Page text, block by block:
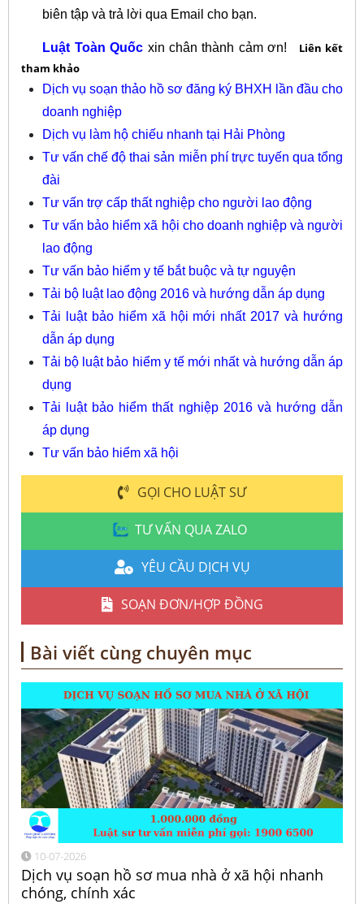
biên tập và trả lời qua Email cho bạn.
Luật Toàn Quốc xin chân thành cảm ơn!
Liên kết
tham khảo
Dịch vụ soạn thảo hồ sơ đăng ký BHXH lần đầu cho
doanh nghiệp
Dịch vụ làm hộ chiếu nhanh tại Hải Phòng
Tư vấn chế độ thai sản miễn phí trực tuyến qua tổng
đài
Tư vấn trợ cấp thất nghiệp cho người lao động
Tư vấn bảo hiểm xã hội cho doanh nghiệp và người
lao động
Tư vấn bảo hiểm y tế bắt buộc và tự nguyện
Tải bộ luật lao động 2016 và hướng dẫn áp dụng
Tải luật bảo hiểm xã hội mới nhất 2017 và hướng
dẫn áp dụng
Tải bộ luật bảo hiểm y tế mới nhất và hướng dẫn áp
dụng
Tải luật bảo hiểm thất nghiệp 2016 và hướng dẫn
áp dụng
Tư vấn bảo hiểm xã hội
GỌI CHO LUẬT SƯ
TƯ VẤN QUA ZALO
YÊU CẦU DỊCH VỤ
SOẠN ĐƠN/HỢP ĐỒNG
Bài viết cùng chuyên mục
10-07-2026
Dịch vụ soạn hồ sơ mua nhà ở xã hội nhanh
chóng, chính xác